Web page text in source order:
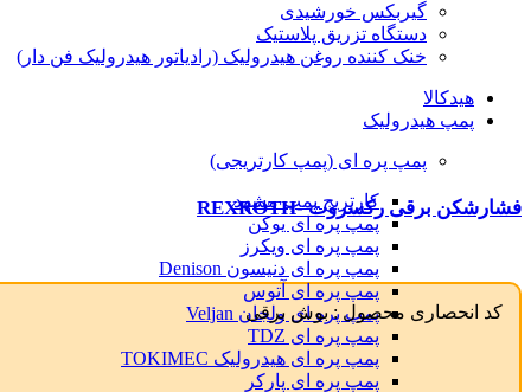
گیربکس خورشیدی
دستگاه تزریق پلاستیک
خنک کننده روغن هیدرولیک (رادیاتور هیدرولیک فن دار)
هیدکالا
پمپ هیدرولیک
پمپ پره ای (پمپ کارتریجی)
کارتریج پمپ مشهد
پمپ پره ای یوکن
پمپ پره ای ویکرز
پمپ پره ای دنیسون Denison
پمپ پره ای آتوس
پمپ پره ای ولجان Veljan
پمپ پره ای TDZ
پمپ پره ای هیدرولیک TOKIMEC
پمپ پره ای پارکر
فشارشکن برقی رکسروت -REXROTH
کد انحصاری محصول :بوش برقی